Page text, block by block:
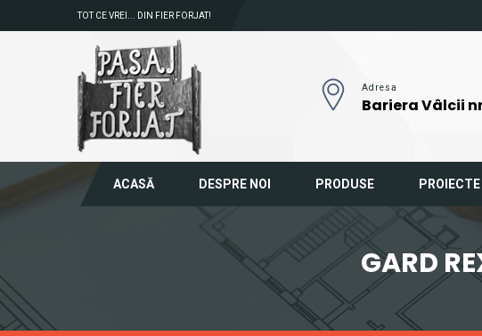
TOT CE VREI... DIN FIER FORJAT!
Adresa
Bariera Vâlcii
ACASĂ DESPRE NOI PRODUSE
GARD